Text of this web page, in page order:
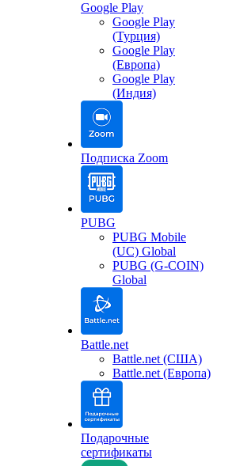
Google Play
Google Play
(Турция)
Google Play
(Европа)
Google Play
(Индия)
Подписка Zoom
PUBG
PUBG Mobile
(UC) Global
PUBG (G-COIN)
Global
Battle.net
Battle.net (США)
Battle.net (Европа)
Подарочные
сертификаты